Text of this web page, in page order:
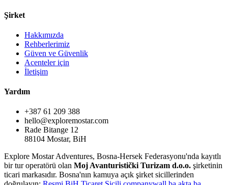
Şirket
Hakkımızda
Rehberlerimiz
Güven ve Güvenlik
Acenteler için
İletişim
Yardım
+387 61 209 388
hello@exploremostar.com
Rade Bitange 12
88104 Mostar, BiH
Explore Mostar Adventures, Bosna-Hersek Federasyonu'nda kayıtlı
bir tur operatörü olan Moj Avanturistički Turizam d.o.o. şirketinin
ticari markasıdır. Bosna'nın kamuya açık şirket sicillerinden